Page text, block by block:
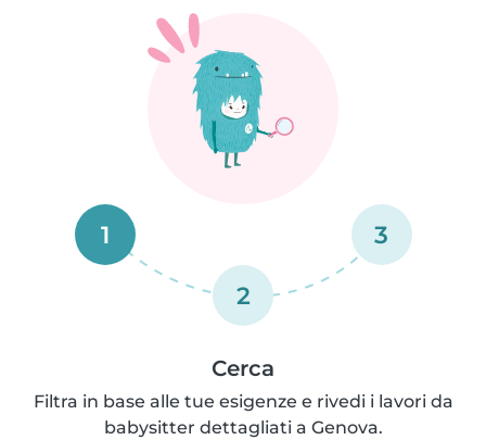
1
2
3
Cerca
Filtra in base alle tue esigenze e rivedi i lavori da
babysitter dettagliati a Genova.